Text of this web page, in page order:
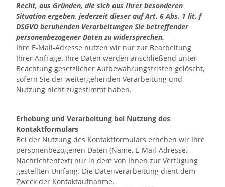
Recht, aus Gründen, die sich aus Ihrer besonderen
Situation ergeben, jederzeit dieser auf Art. 6 Abs. 1 lit. f
DSGVO beruhenden Verarbeitungen Sie betreffender
personenbezogener Daten zu widersprechen.
Ihre E-Mail-Adresse nutzen wir nur zur Bearbeitung
Ihrer Anfrage. Ihre Daten werden anschließend unter
Beachtung gesetzlicher Aufbewahrungsfristen gelöscht,
sofern Sie der weitergehenden Verarbeitung und
Nutzung nicht zugestimmt haben.
Erhebung und Verarbeitung bei Nutzung des
Kontaktformulars
Bei der Nutzung des Kontaktformulars erheben wir Ihre
personenbezogenen Daten (Name, E-Mail-Adresse,
Nachrichtentext) nur in dem von Ihnen zur Verfügung
gestellten Umfang. Die Datenverarbeitung dient dem
Zweck der Kontaktaufnahme.